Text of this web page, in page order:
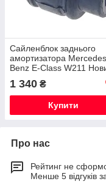
Сайленблок заднього
амортизатора
Benz E-Class W211
Оригінальний
1 340 ₴
Купити
Про нас
Рейтинг не
Менше 5 відгуків